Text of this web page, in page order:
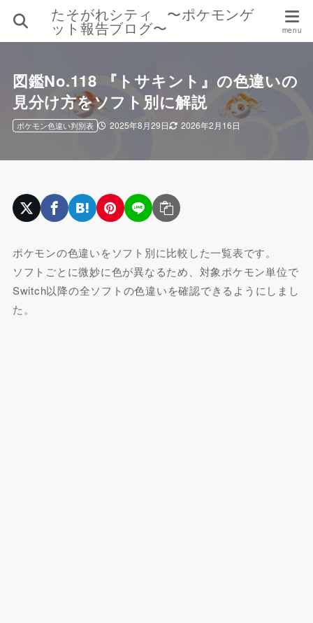
たそがれシティ 〜ポケモンゲ
ット報告ブログ〜
図鑑No.118 『トサキント』の色違いの
見分け方をソフト別に解説
2025年8月29日 2026年2月16日
ポケモン色違い判別表
ポケモンの色違いをソフト別に比較した一覧表です。
ソフトごとに微妙に色が異なるため、対象ポケモン単位で
Switch以降の全ソフトの色違いを確認できるようにしまし
た。